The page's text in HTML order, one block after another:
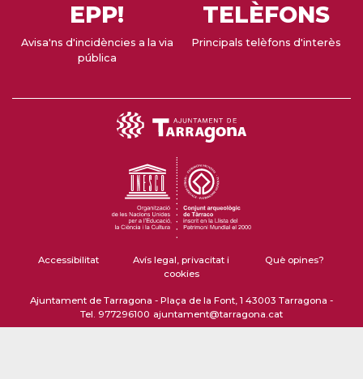
EPP!
Avisa'ns d'incidències a la via
pública
TELÈFONS
Principals telèfons d'interès
Accessibilitat
Avís legal, privacitat i
cookies
Què opines?
Ajuntament de Tarragona - Plaça de la Font, 1 43003 Tarragona -
Tel. 977296100 ajuntament@tarragona.cat